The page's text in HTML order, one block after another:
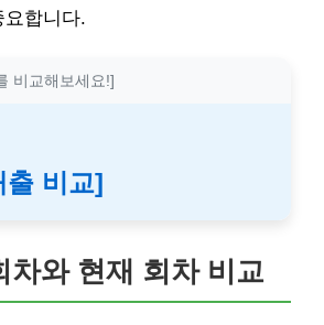
요합니다.
비교해보세요!]
비교]
차와 현재 회차 비교